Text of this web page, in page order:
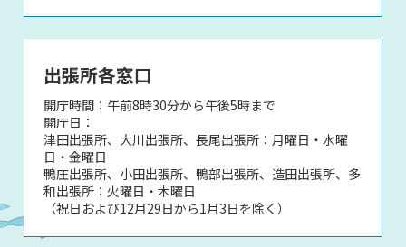
出張所各窓口
開庁時間：午前8時30分から午後5時まで
開庁日：
津田出張所、大川出張所、長尾出張所：月曜日・水曜
日・金曜日
鴨庄出張所、小田出張所、鴨部出張所、造田出張所、多
和出張所：火曜日・木曜日
（祝日および12月29日から1月3日を除く）